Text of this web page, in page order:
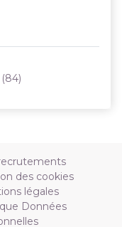
(84)
des cookies
légales
Données